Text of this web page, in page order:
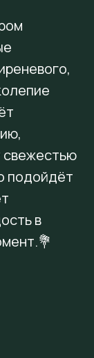
свежестью
подойдёт
в